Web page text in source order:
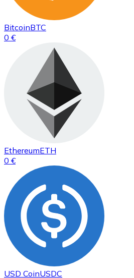
BitcoinBTC
0 €
EthereumETH
0 €
USD CoinUSDC